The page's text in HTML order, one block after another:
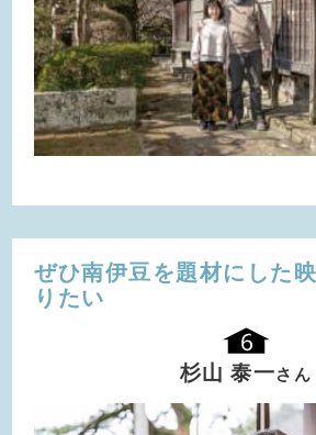
ぜひ南伊豆を題材にした
りたい
杉山 泰一さん